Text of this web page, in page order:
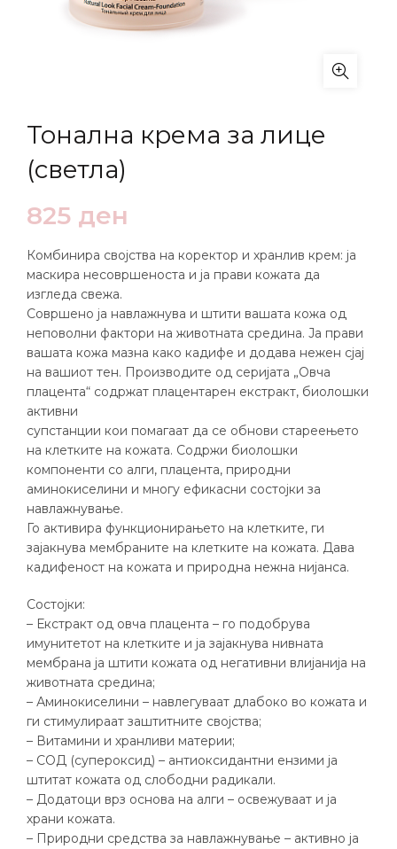
Тонална крема за лице
(светла)
825 ден
Комбинира својства на коректор и хранлив крем: ја
маскира несовршеноста и ја прави кожата да
изгледа свежа.
Совршено ја навлажнува и штити вашата кожа од
неповолни фактори на животната средина. Ја прави
вашата кожа мазна како кадифе и додава нежен сјај
на вашиот тен. Производите од серијата „Овча
плацента“ содржат плацентарен екстракт, биолошки
активни
супстанции кои помагаат да се обнови стареењето
на клетките на кожата. Содржи биолошки
компоненти со алги, плацента, природни
аминокиселини и многу ефикасни состојки за
навлажнување.
Го активира функционирањето на клетките, ги
зајакнува мембраните на клетките на кожата. Дава
кадифеност на кожата и природна нежна нијанса.
Состојки:
– Екстракт од овча плацента – го подобрува
имунитетот на клетките и ја зајакнува нивната
мембрана ја штити кожата од негативни влијанија на
животната средина;
– Аминокиселини – навлегуваат длабоко во кожата и
ги стимулираат заштитните својства;
– Витамини и хранливи материи;
– СОД (супероксид) – антиоксидантни ензими ја
штитат кожата од слободни радикали.
– Додатоци врз основа на алги – освежуваат и ја
храни кожата.
– Природни средства за навлажнување – активно ја